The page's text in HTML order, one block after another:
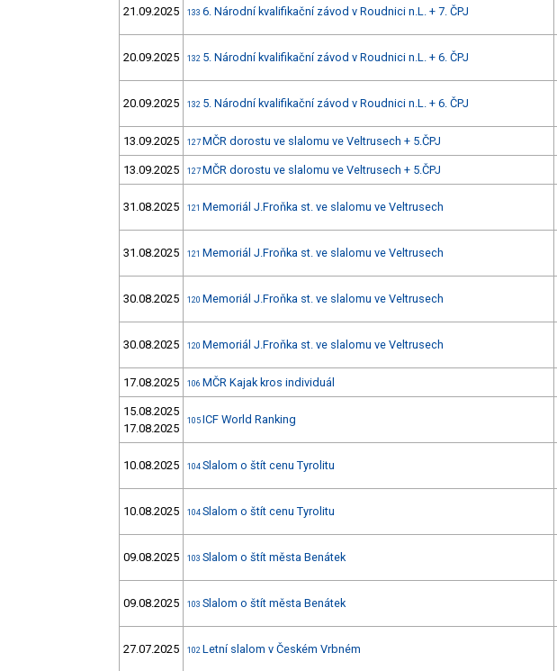
21.09.2025 133 6. Národní kvalifikační závod v Roudnici n.L. + 7. ČPJ
20.09.2025 132 5. Národní kvalifikační závod v Roudnici n.L. + 6. ČPJ
20.09.2025 132 5. Národní kvalifikační závod v Roudnici n.L. + 6. ČPJ
13.09.2025 127 MČR dorostu ve slalomu ve Veltrusech + 5.ČPJ
13.09.2025 127 MČR dorostu ve slalomu ve Veltrusech + 5.ČPJ
31.08.2025 121 Memoriál J.Froňka st. ve slalomu ve Veltrusech
31.08.2025 121 Memoriál J.Froňka st. ve slalomu ve Veltrusech
30.08.2025 120 Memoriál J.Froňka st. ve slalomu ve Veltrusech
30.08.2025 120 Memoriál J.Froňka st. ve slalomu ve Veltrusech
17.08.2025 106 MČR Kajak kros individuál
15.08.2025
17.08.2025
105 ICF World Ranking
10.08.2025 104 Slalom o štít cenu Tyrolitu
10.08.2025 104 Slalom o štít cenu Tyrolitu
09.08.2025 103 Slalom o štít města Benátek
09.08.2025 103 Slalom o štít města Benátek
27.07.2025 102 Letní slalom v Českém Vrbném